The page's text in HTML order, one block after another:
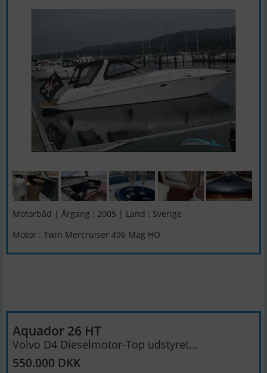
Motorbåd | Årgang : 2005 | Land : Sverige
Motor : Twin Mercruiser 496 Mag HO
Aquador 26 HT
Volvo D4 Dieselmotor-Top udstyret...
550.000 DKK